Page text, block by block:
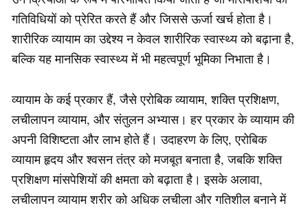
गतिविधियों को प्रेरित करते हैं और जिससे ऊर्जा खर्च होता है।
शारीरिक व्यायाम का उद्देश्य न केवल शारीरिक स्वास्थ्य को बढ़ाना है,
बल्कि यह मानसिक स्वास्थ्य में भी महत्वपूर्ण भूमिका निभाता है।
व्यायाम के कई प्रकार हैं, जैसे एरोबिक व्यायाम, शक्ति प्रशिक्षण,
लचीलापन व्यायाम, और संतुलन अभ्यास। हर प्रकार के व्यायाम की
अपनी विशिष्टता और लाभ होते हैं। उदाहरण के लिए, एरोबिक
व्यायाम हृदय और श्वसन तंत्र को मजबूत बनाता है, जबकि शक्ति
प्रशिक्षण मांसपेशियों की क्षमता को बढ़ाता है। इसके अलावा,
लचीलापन व्यायाम शरीर को अधिक लचीला और गतिशील बनाने में